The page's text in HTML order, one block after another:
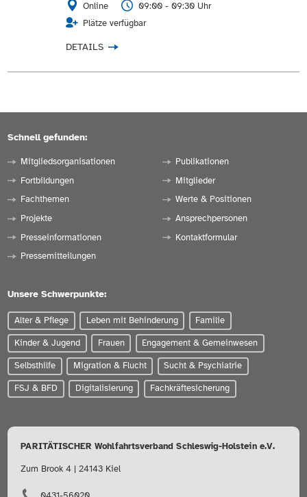
Online
09:00 - 09:30 Uhr
Plätze verfügbar
DETAILS
Schnell gefunden:
Mitgliedsorganisationen
Fortbildungen
Fachthemen
Projekte
Presseinformationen
Pressemitteilungen
Publikationen
Mitglieder
Werte & Positionen
Ansprechpersonen
Kontaktformular
Unsere Schwerpunkte:
Alter & Pflege Leben mit Behinderung Familie
Kinder & Jugend Frauen Engagement & Gemeinwesen
Selbsthilfe Migration & Flucht Sucht & Psychiatrie
FSJ & BFD Digitalisierung Fachkräftesicherung
PARITÄTISCHER Wohlfahrtsverband Schleswig-Holstein e.V.
Zum Brook 4 | 24143 Kiel